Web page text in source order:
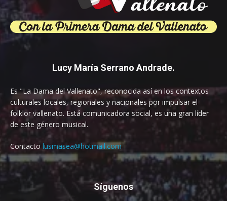
Lucy María Serrano Andrade.
Es "La Dama del Vallenato", reconocida así en los contextos
culturales locales, regionales y nacionales por impulsar el
folklor vallenato. Está comunicadora social, es una gran líder
de este género musical.
Contacto lusmasea@hotmail.com
Síguenos